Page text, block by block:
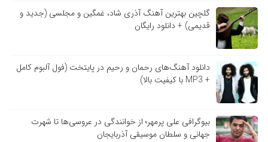
گلچین بهترین آهنگ آذری شاد، غمگین و مجلسی (جدید و
قدیمی) + دانلود رایگان
دانلود آهنگ‌های رحمان و رحیم در پایتخت (فول آلبوم کامل
+ MP3 با کیفیت بالا)
بیوگرافی علی پرمهر؛ از خوانندگی در عروسی‌ها تا شهرت
جهانی و سلطان موسیقی آذربایجان